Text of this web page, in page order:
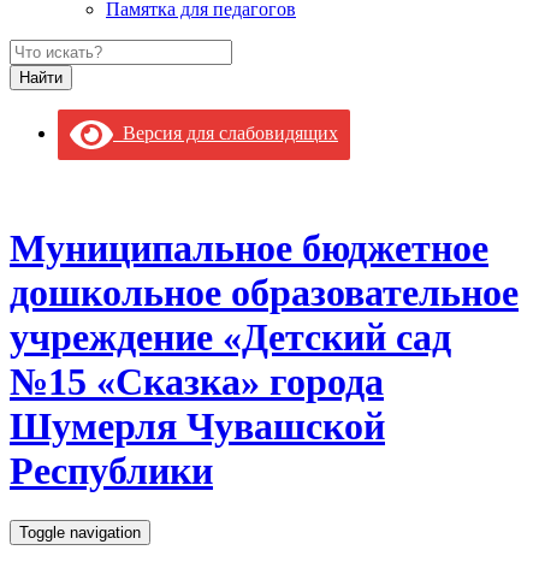
Памятка для педагогов
Версия для слабовидящих
Муниципальное бюджетное
дошкольное образовательное
учреждение «Детский сад
№15 «Сказка» города
Шумерля Чувашской
Республики
Toggle navigation